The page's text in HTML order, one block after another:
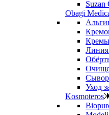
Suzan
Obagi
Кремы
Линия
Уход
Kosmoteros